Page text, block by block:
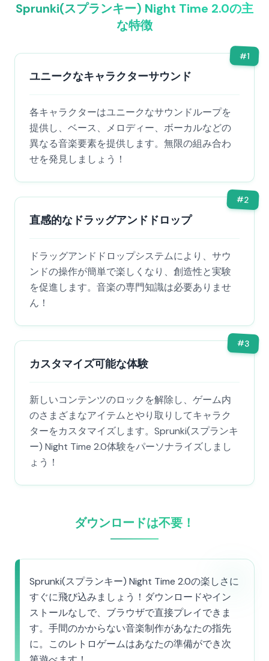
Sprunki(スプランキー) Night Time 2.0の主
な特徴
#1
ユニークなキャラクターサウンド
各キャラクターはユニークなサウンドループを
提供し、ベース、メロディー、ボーカルなどの
異なる音楽要素を提供します。無限の組み合わ
せを発見しましょう！
#2
直感的なドラッグアンドドロップ
ドラッグアンドドロップシステムにより、サウ
ンドの操作が簡単で楽しくなり、創造性と実験
を促進します。音楽の専門知識は必要ありませ
ん！
#3
カスタマイズ可能な体験
新しいコンテンツのロックを解除し、ゲーム内
のさまざまなアイテムとやり取りしてキャラク
ターをカスタマイズします。Sprunki(スプランキ
ー) Night Time 2.0体験をパーソナライズしまし
ょう！
ダウンロードは不要！
Sprunki(スプランキー) Night Time 2.0の楽しさに
すぐに飛び込みましょう！ダウンロードやイン
ストールなしで、ブラウザで直接プレイできま
す。手間のかからない音楽制作があなたの指先
に。このレトロゲームはあなたの準備ができ次